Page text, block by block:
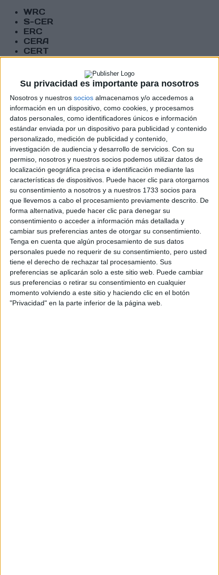
Su privacidad es importante para nosotros
Nosotros y nuestros socios almacenamos y/o accedemos a
información en un dispositivo, como cookies, y procesamos
datos personales, como identificadores únicos e información
estándar enviada por un dispositivo para publicidad y contenido
personalizado, medición de publicidad y contenido,
investigación de audiencia y desarrollo de servicios. Con su
permiso, nosotros y nuestros socios podemos utilizar datos de
localización geográfica precisa e identificación mediante las
características de dispositivos. Puede hacer clic para otorgarnos
su consentimiento a nosotros y a nuestros 1733 socios para
que llevemos a cabo el procesamiento previamente descrito. De
forma alternativa, puede hacer clic para denegar su
consentimiento o acceder a información más detallada y
cambiar sus preferencias antes de otorgar su consentimiento.
Tenga en cuenta que algún procesamiento de sus datos
personales puede no requerir de su consentimiento, pero usted
tiene el derecho de rechazar tal procesamiento. Sus
preferencias se aplicarán solo a este sitio web. Puede cambiar
sus preferencias o retirar su consentimiento en cualquier
momento volviendo a este sitio y haciendo clic en el botón
"Privacidad" en la parte inferior de la página web.
WRC
S-CER
ERC
CERA
CERT
Internacionales
Campeonatos Autonómicos
Históricos
Dakar
RallyCross
Circuitos
F1
Fórmula E
F2 / F3 / F4
Resistencia
Indycar
Otros
Producto
Producto
Web pensada para poder ofrecer diferentes
productos propios y ajenos para que los
aficionados los puedan adquirir
Divulgación
Dossier